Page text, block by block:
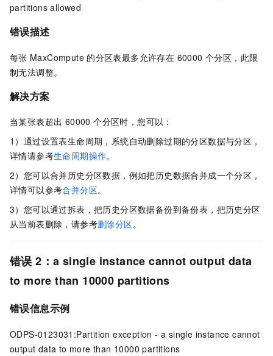
partitions allowed
错误描述
每张 MaxCompute 的分区表最多允许存在 60000 个分区，此限
制无法调整。
解决方案
当某张表超出 60000 个分区时，您可以：
1）通过设置表生命周期，系统自动删除过期的分区数据与分区，
详情请参考生命周期操作。
2）您可以合并历史分区数据，例如把历史数据合并成一个分区，
详情可以参考合并分区。
3）您可以通过拆表，把历史分区数据备份到备份表，把历史分区
从当前表删除，请参考删除分区。
错误 2：a single instance cannot output data
to more than 10000 partitions
错误信息示例
ODPS-0123031:Partition exception - a single instance cannot
output data to more than 10000 partitions